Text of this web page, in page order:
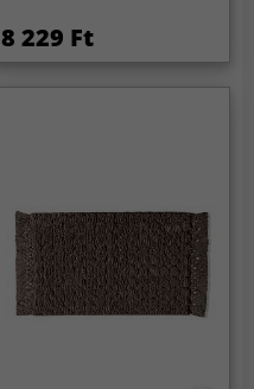
8 229 Ft